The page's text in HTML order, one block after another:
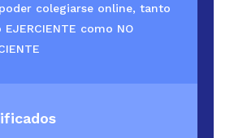
colegiarse online, tanto
EJERCIENTE como NO